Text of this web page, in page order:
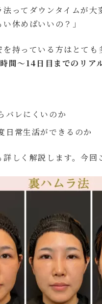
法ってダウンタイムが大
い休めばいいの？」
を持っている方はとて
間〜14日目までのリア
バレにくいのか
日常生活ができるのか
詳しく解説します。今回